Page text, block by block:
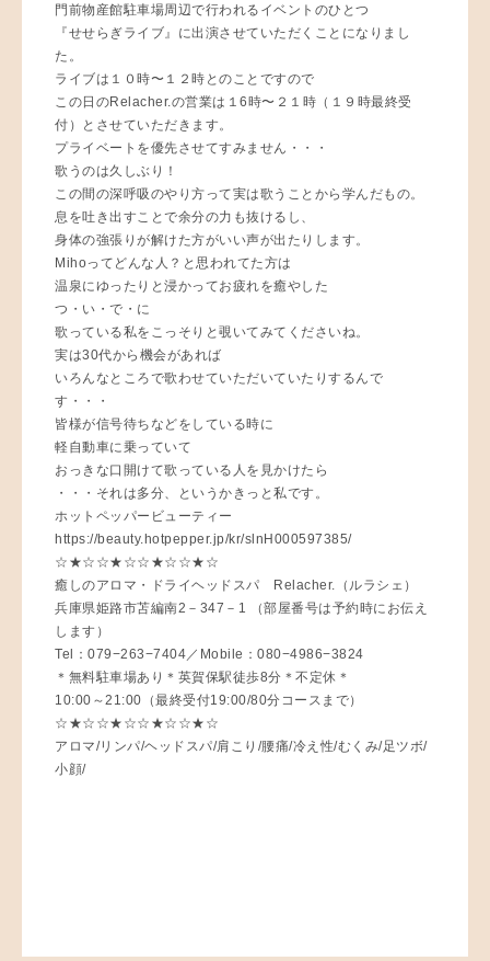
門前物産館駐車場周辺で行われるイベントのひとつ
『せせらぎライブ』に出演させていただくことになりまし
た。
ライブは１０時〜１２時とのことですので
この日のRelacher.の営業は１6時〜２１時（１９時最終受
付）とさせていただきます。
プライベートを優先させてすみません・・・
歌うのは久しぶり！
この間の深呼吸のやり方って実は歌うことから学んだもの。
息を吐き出すことで余分の力も抜けるし、
身体の強張りが解けた方がいい声が出たりします。
Mihoってどんな人？と思われてた方は
温泉にゆったりと浸かってお疲れを癒やした
つ・い・で・に
歌っている私をこっそりと覗いてみてくださいね。
実は30代から機会があれば
いろんなところで歌わせていただいていたりするんで
す・・・
皆様が信号待ちなどをしている時に
軽自動車に乗っていて
おっきな口開けて歌っている人を見かけたら
・・・それは多分、というかきっと私です。
ホットペッパービューティー
https://beauty.hotpepper.jp/kr/slnH000597385/
☆★☆☆★☆☆★☆☆★☆
癒しのアロマ・ドライヘッドスパ Relacher.（ルラシェ）
兵庫県姫路市苫編南2－347－1 （部屋番号は予約時にお伝え
します）
Tel：079−263−7404／Mobile：080−4986−3824
＊無料駐車場あり＊英賀保駅徒歩8分＊不定休＊
10:00～21:00（最終受付19:00/80分コースまで）
☆★☆☆★☆☆★☆☆★☆
アロマ/リンパ/ヘッドスパ/肩こり/腰痛/冷え性/むくみ/足ツボ/
小顔/